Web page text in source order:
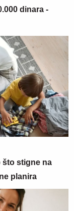
dinara -
što stigne na
planira